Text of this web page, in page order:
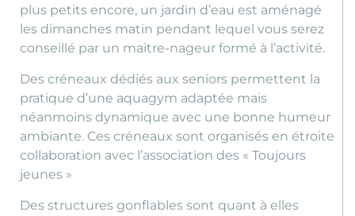
plus petits encore, un jardin d’eau est aménagé
les dimanches matin pendant lequel vous serez
conseillé par un maitre-nageur formé à l’activité.
Des créneaux dédiés aux seniors permettent la
pratique d’une aquagym adaptée mais
néanmoins dynamique avec une bonne humeur
ambiante. Ces créneaux sont organisés en étroite
collaboration avec l’association des « Toujours
jeunes »
Des structures gonflables sont quant à elles